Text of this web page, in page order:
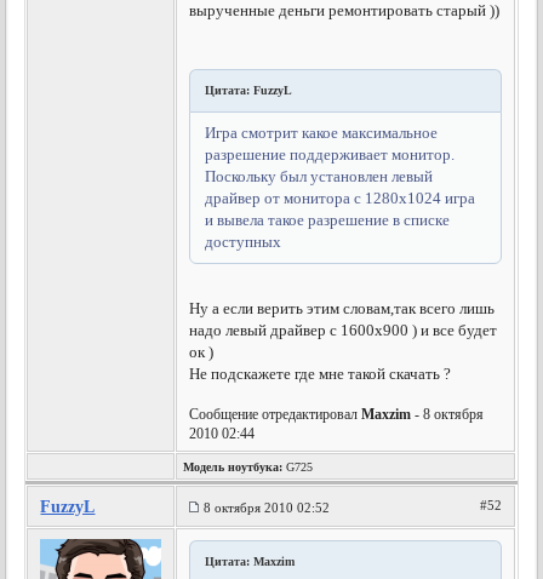
вырученные деньги ремонтировать старый ))
Цитата: FuzzyL
Игра смотрит какое максимальное
разрешение поддерживает монитор.
Поскольку был установлен левый
драйвер от монитора с 1280х1024 игра
и вывела такое разрешение в списке
доступных
Ну а если верить этим словам,так всего лишь
надо левый драйвер с 1600х900 ) и все будет
ок )
Не подскажете где мне такой скачать ?
Сообщение отредактировалMaxzim - 8 октября
2010 02:44
Модель ноутбука: G725
FuzzyL 8 октября 2010 02:52 #52
Цитата: Maxzim